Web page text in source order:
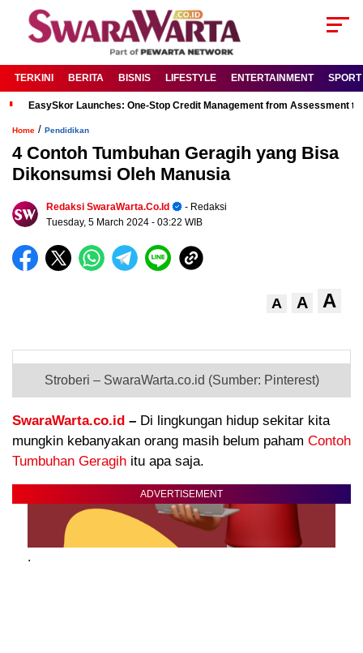
TERKINI BERITA BISNIS LIFESTYLE ENTERTAINMENT SPORT
EasySkor Launches: One-Stop Credit Management from Assessment
Home / Pendidikan
4 Contoh Tumbuhan Geragih yang Bisa
Dikonsumsi Oleh Manusia
Redaksi SwaraWarta.co.id
- Redaksi
Tuesday, 5 March 2024 - 03:22 WIB
A A A
Stroberi – SwaraWarta.co.id (Sumber: Pinterest)
SwaraWarta.co.id – Di lingkungan hidup sekitar kita
mungkin kebanyakan orang masih belum paham Contoh
Tumbuhan Geragih itu apa saja.
ADVERTISEMENT
.